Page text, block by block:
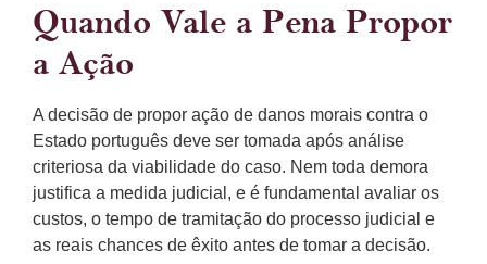
Quando Vale a Pena Propor
a Ação
A decisão de propor ação de danos morais contra o
Estado português deve ser tomada após análise
criteriosa da viabilidade do caso. Nem toda demora
justifica a medida judicial, e é fundamental avaliar os
custos, o tempo de tramitação do processo judicial e
as reais chances de êxito antes de tomar a decisão.